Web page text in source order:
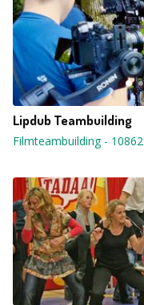
Lipdub Teambuilding
Filmteambuilding- 10862